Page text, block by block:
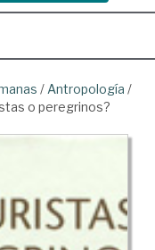
/ Antropología /
o peregrinos?